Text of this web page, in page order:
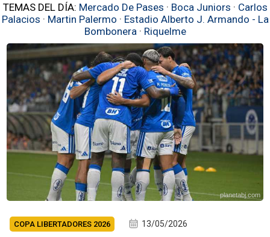
TEMAS DEL DÍA: Mercado De Pases · Boca Juniors · Carlos
Palacios · Martin Palermo · Estadio Alberto J. Armando - La
Bombonera · Riquelme
planetabj.com
COPA LIBERTADORES 2026 13/05/2026